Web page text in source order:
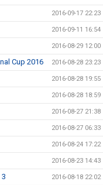
2016-09-17 22:23
2016-09-11 16:54
2016-08-29 12:00
Cup 2016 2016-08-28 23:23
2016-08-28 19:55
2016-08-28 18:59
2016-08-27 21:38
2016-08-27 06:33
2016-08-24 17:22
2016-08-23 14:43
2016-08-18 22:02